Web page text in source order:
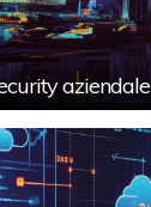
aziendale